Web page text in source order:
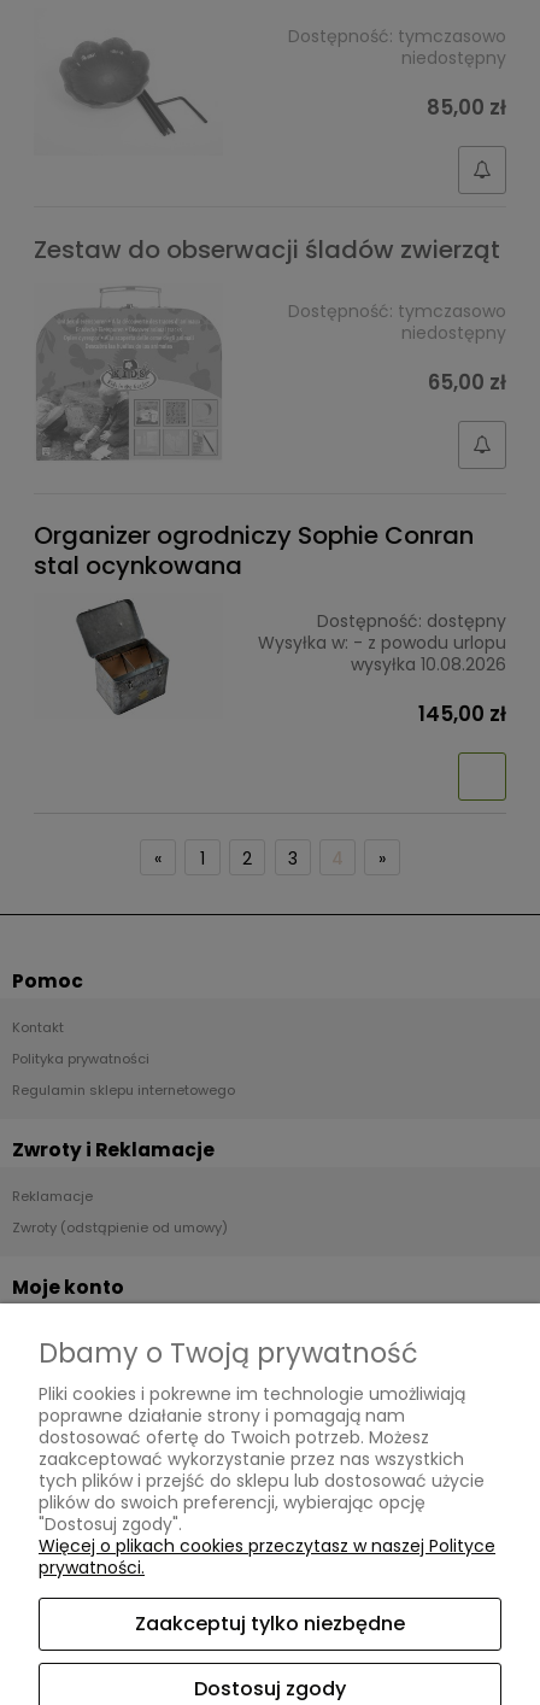
Dostępność: tymczasowo
niedostępny
85,00 zł
Zestaw do obserwacji śladów zwierząt
Dostępność: tymczasowo
niedostępny
65,00 zł
Organizer ogrodniczy Sophie Conran
stal ocynkowana
Dostępność: dostępny
Wysyłka w: - z powodu urlopu
wysyłka 10.08.2026
145,00 zł
« 1 2 3 4 »
Pomoc
Kontakt
Polityka prywatności
Regulamin sklepu internetowego
Zwroty i Reklamacje
Reklamacje
Zwroty (odstąpienie od umowy)
Moje konto
Ustawienia konta
Przechowalnia
Płatności i dostawa
Dostawa i płatność
Dodatkowe informacje
Domki dla owadów
Dbamy o Twoją prywatność
Pliki cookies i pokrewne im technologie umożliwiają
poprawne działanie strony i pomagają nam
dostosować ofertę do Twoich potrzeb. Możesz
zaakceptować wykorzystanie przez nas wszystkich
tych plików i przejść do sklepu lub dostosować użycie
plików do swoich preferencji, wybierając opcję
"Dostosuj zgody".
Więcej o plikach cookies przeczytasz w naszej Polityce
prywatności.
Zaakceptuj tylko niezbędne
Dostosuj zgody